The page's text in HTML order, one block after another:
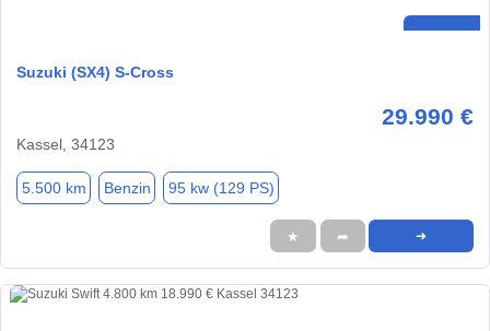
Suzuki (SX4) S-Cross
29.990 €
Kassel, 34123
5.500 km Benzin 95 kw (129 PS)
★ ➦ ➜